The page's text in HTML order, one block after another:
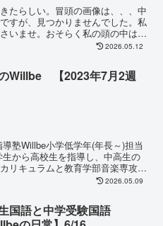
たらしい。冒頭の画像は、、、中
すが、見つかりませんでした。私
いませ。おそらく私の頭の中は
2026.05.12
Willbe 【2023年7月2週
塾Willbe小学低学年(年長～)担当
生から高校生を指導し、中高生の
リキュラムと教育学部音楽専攻子
2026.05.09
国語と中学受験国語